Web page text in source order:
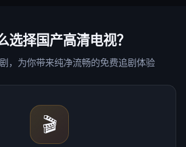
选择国产高清电视？
，为你带来纯净流畅的免费追剧体验
🎬